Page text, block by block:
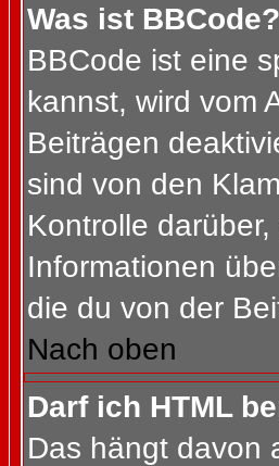
Was ist BBCode?
BBCode ist eine
kannst, wird vom
Beiträgen
sind von den
Kontrolle
Informationen
die du von der
Nach oben
Darf ich HTML
Das hängt davon